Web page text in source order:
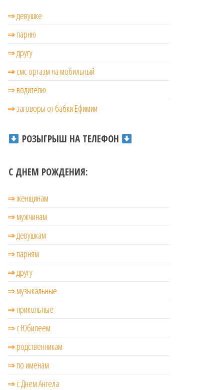
⇒ девушке
⇒ парню
⇒ другу
⇒ смс оргазм на мобильный
⇒ водителю
⇒ заговоры от бабки Ефимии
РОЗЫГРЫШ НА ТЕЛЕФОН
С ДНЕМ РОЖДЕНИЯ:
⇒ женщинам
⇒ мужчинам
⇒ девушкам
⇒ парням
⇒ другу
⇒ музыкальные
⇒ прикольные
⇒ с Юбилеем
⇒ родственникам
⇒ по именам
⇒ с Днем Ангела